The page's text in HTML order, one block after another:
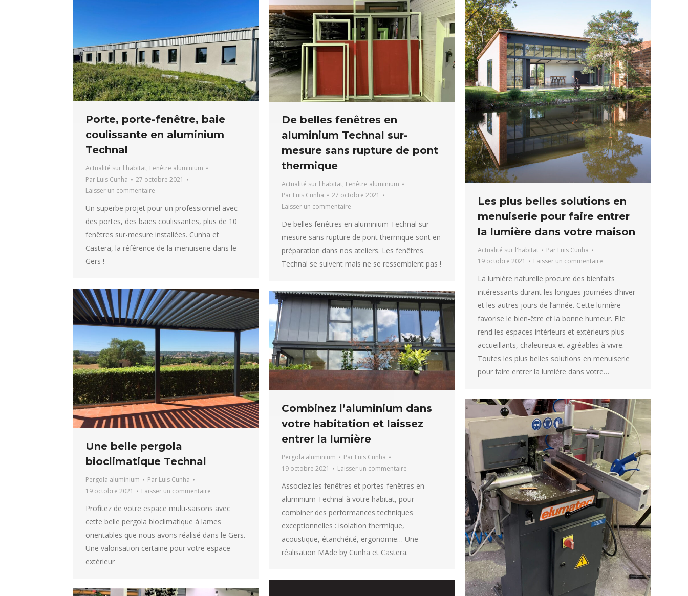
Porte, porte-fenêtre, baie
coulissante en aluminium
Technal
Actualité sur l'habitat, Fenêtre aluminium
Par Luis Cunha
27 octobre 2021
Laisser un commentaire
Un superbe projet pour un professionnel avec
des portes, des baies coulissantes, plus de 10
fenêtres sur-mesure installées. Cunha et
Castera, la référence de la menuiserie dans le
Gers !
De belles fenêtres en
aluminium Technal sur-
mesure sans rupture de pont
thermique
Actualité sur l'habitat, Fenêtre aluminium
Par Luis Cunha
27 octobre 2021
Laisser un commentaire
De belles fenêtres en aluminium Technal sur-
mesure sans rupture de pont thermique sont en
préparation dans nos ateliers. Les fenêtres
Technal se suivent mais ne se ressemblent pas !
Les plus belles solutions en
menuiserie pour faire entrer
la lumière dans votre maison
Actualité sur l'habitat Par Luis Cunha
19 octobre 2021
Laisser un commentaire
La lumière naturelle procure des bienfaits
intéressants durant les longues journées d’hiver
et les autres jours de l’année. Cette lumière
favorise le bien-être et la bonne humeur. Elle
rend les espaces intérieurs et extérieurs plus
accueillants, chaleureux et agréables à vivre.
Toutes les plus belles solutions en menuiserie
pour faire entrer la lumière dans votre…
Une belle pergola
bioclimatique Technal
Pergola aluminium Par Luis Cunha
19 octobre 2021
Laisser un commentaire
Profitez de votre espace multi-saisons avec
cette belle pergola bioclimatique à lames
orientables que nous avons réalisé dans le Gers.
Une valorisation certaine pour votre espace
extérieur
Combinez l’aluminium dans
votre habitation et laissez
entrer la lumière
Pergola aluminium Par Luis Cunha
19 octobre 2021
Laisser un commentaire
Associez les fenêtres et portes-fenêtres en
aluminium Technal à votre habitat, pour
combiner des performances techniques
exceptionnelles : isolation thermique,
acoustique, étanchéité, ergonomie… Une
réalisation MAde by Cunha et Castera.